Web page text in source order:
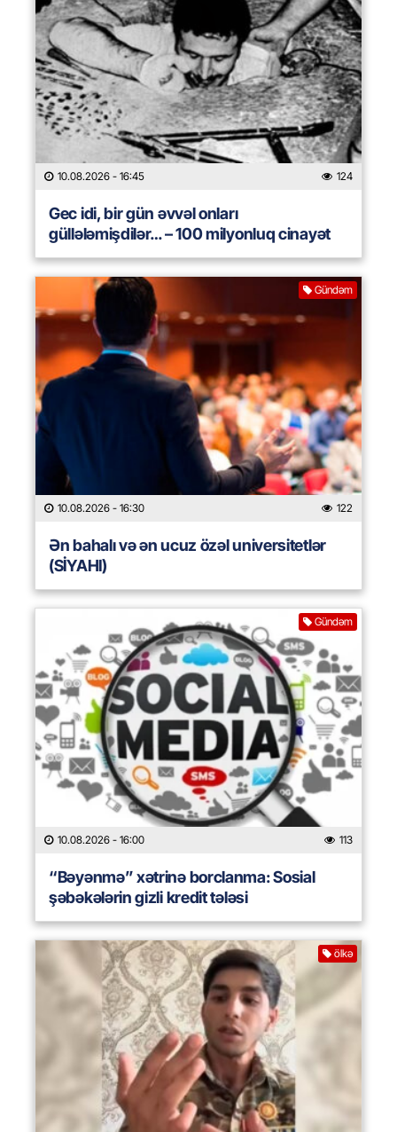
10.08.2026 - 16:45 124
Gec idi, bir gün əvvəl onları
güllələmişdilər… – 100 milyonluq cinayət
Gündəm
10.08.2026 - 16:30 122
Ən bahalı və ən ucuz özəl universitetlər
(SİYAHI)
Gündəm
10.08.2026 - 16:00 113
“Bəyənmə” xətrinə borclanma: Sosial
şəbəkələrin gizli kredit tələsi
ölkə